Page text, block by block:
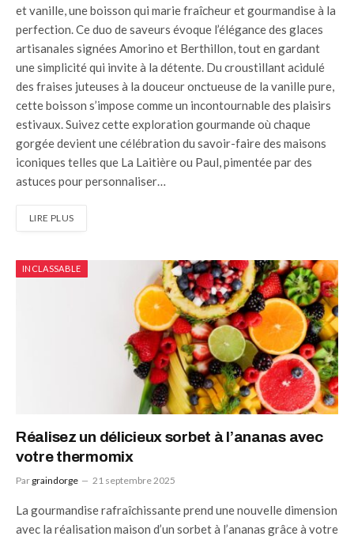
et vanille, une boisson qui marie fraîcheur et gourmandise à la
perfection. Ce duo de saveurs évoque l’élégance des glaces
artisanales signées Amorino et Berthillon, tout en gardant
une simplicité qui invite à la détente. Du croustillant acidulé
des fraises juteuses à la douceur onctueuse de la vanille pure,
cette boisson s’impose comme un incontournable des plaisirs
estivaux. Suivez cette exploration gourmande où chaque
gorgée devient une célébration du savoir-faire des maisons
iconiques telles que La Laitière ou Paul, pimentée par des
astuces pour personnaliser…
LIRE PLUS
INCLASSABLE
Réalisez un délicieux sorbet à l’ananas avec
votre thermomix
Par graindorge 21 septembre 2025
La gourmandise rafraîchissante prend une nouvelle dimension
avec la réalisation maison d’un sorbet à l’ananas grâce à votre